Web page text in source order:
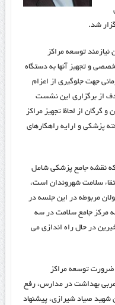
شد.
نیازمند توسعه مراکز
و تجهیز آنها به دستگاه
جهت جلوگیری از اعزام
از برگزاری این نشست
گرگان از لحاظ تجهیز مراکز
پزشکی و ارایه راهکارهای
نقشه جامع پزشکی شامل
سلامت شهروندان است،
مربوطه در این جلسه در
مرکز جامع سلامت در سه
در حال راه اندازی می
ضرورت توسعه مراکز
بهداشت در مدارس، رفع
شهید صیاد شیرازی، پیشنهاد